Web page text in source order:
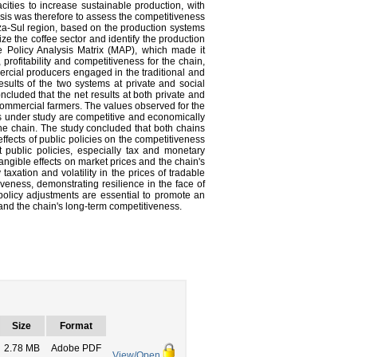
to increase sustainable production, with
was therefore to assess the competitiveness
Sul region, based on the production systems
the coffee sector and identify the production
Policy Analysis Matrix (MAP), which made it
and competitiveness for the chain,
producers engaged in the traditional and
of the two systems at private and social
that the net results at both private and
farmers. The values observed for the
study are competitive and economically
chain. The study concluded that both chains
of public policies on the competitiveness
policies, especially tax and monetary
effects on market prices and the chain's
and volatility in the prices of tradable
demonstrating resilience in the face of
adjustments are essential to promote an
the chain's long-term competitiveness.
Size
Format
2.78 MB Adobe PDF